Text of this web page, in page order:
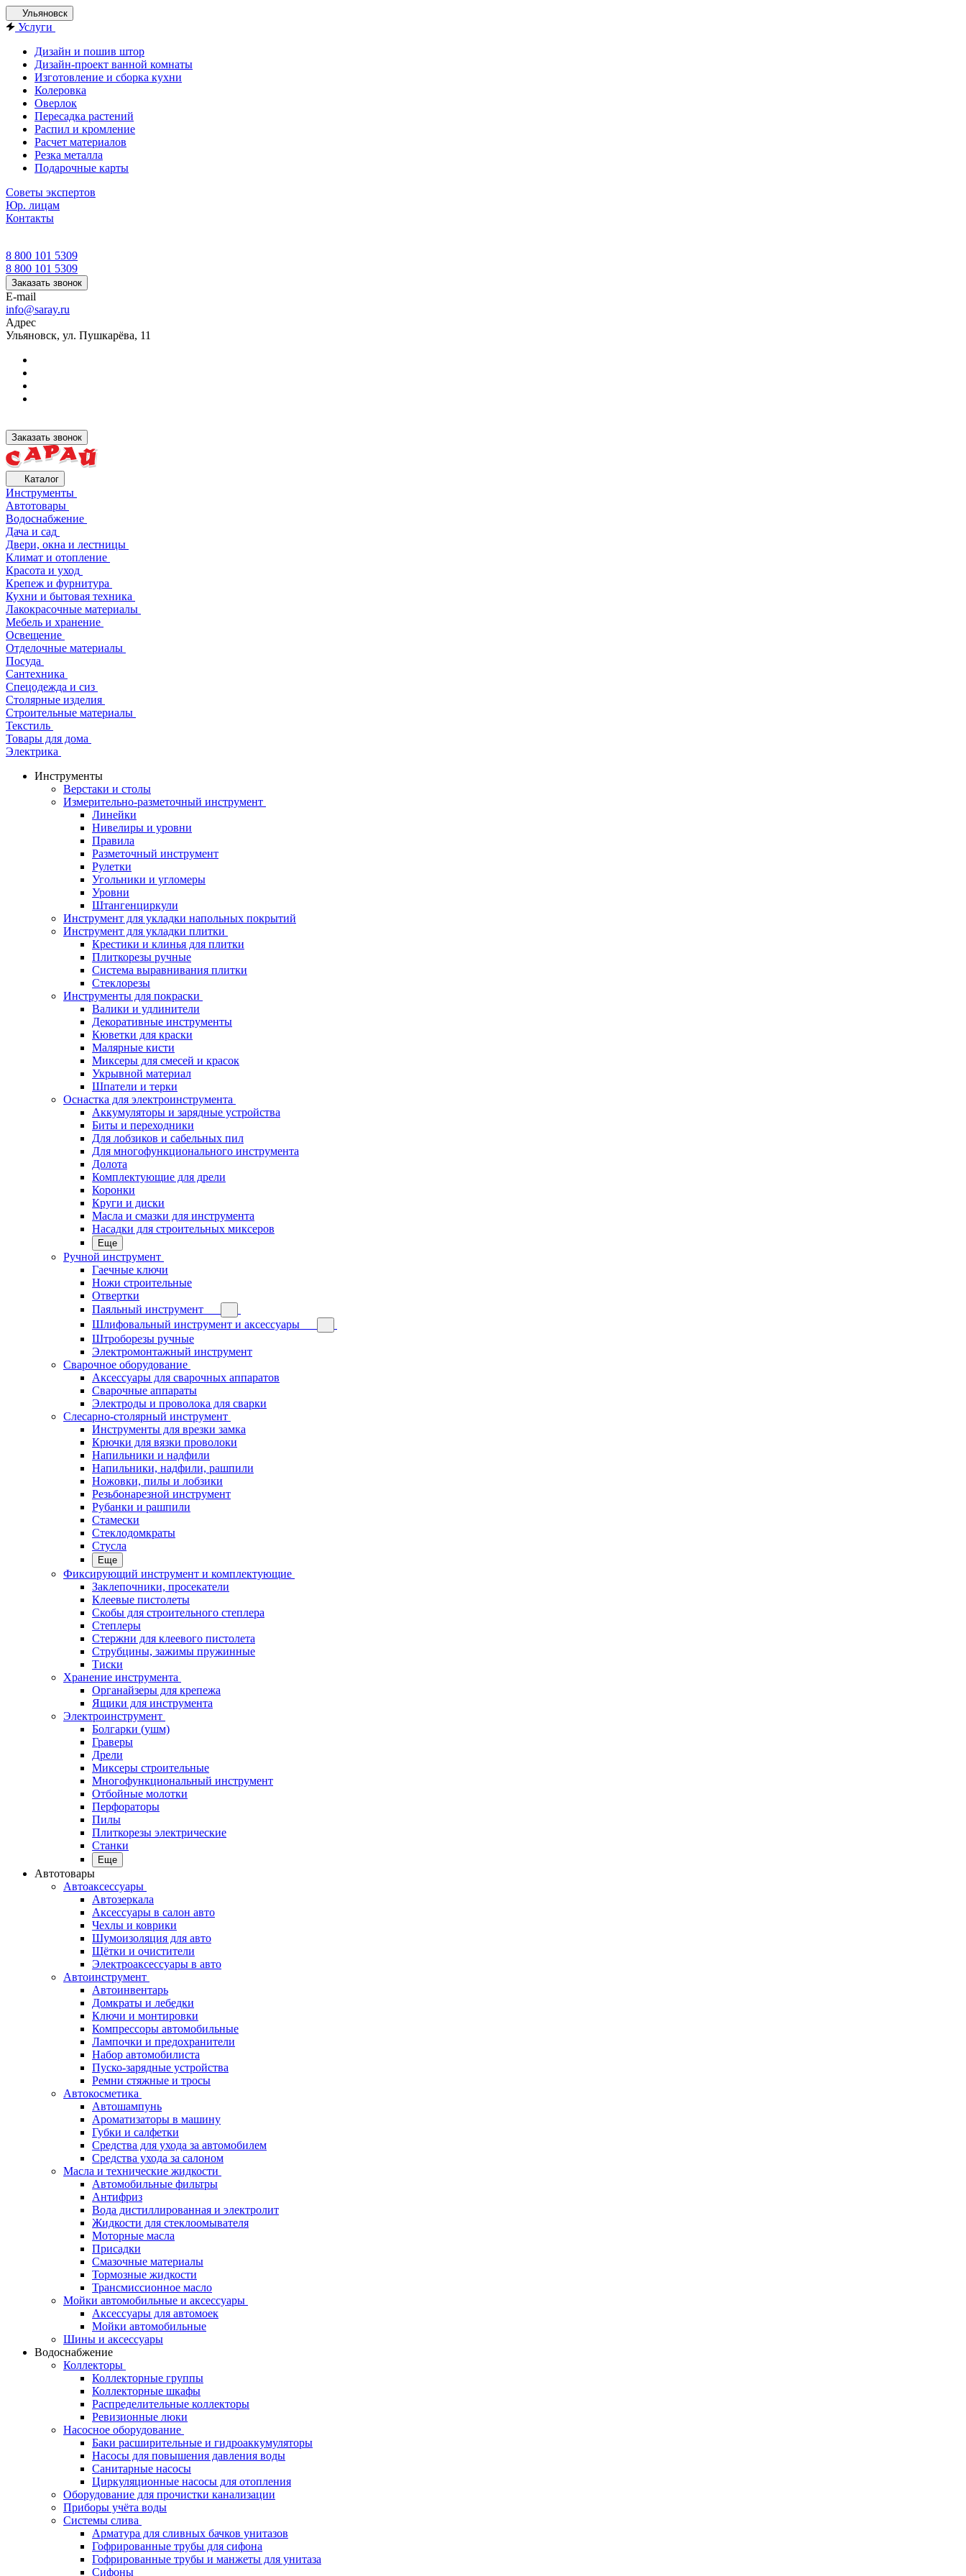
Ульяновск
Услуги
Дизайн и пошив штор
Дизайн-проект ванной комнаты
Изготовление и сборка кухни
Колеровка
Оверлок
Пересадка растений
Распил и кромление
Расчет материалов
Резка металла
Подарочные карты
Советы экспертов
Юр. лицам
Контакты
8 800 101 5309
8 800 101 5309
Заказать звонок
E-mail
info@saray.ru
Адрес
Ульяновск, ул. Пушкарёва, 11
Заказать звонок
Каталог
Инструменты
Автотовары
Водоснабжение
Дача и сад
Двери, окна и лестницы
Климат и отопление
Красота и уход
Крепеж и фурнитура
Кухни и бытовая техника
Лакокрасочные материалы
Мебель и хранение
Освещение
Отделочные материалы
Посуда
Сантехника
Спецодежда и сиз
Столярные изделия
Строительные материалы
Текстиль
Товары для дома
Электрика
Инструменты
Верстаки и столы
Измерительно-разметочный инструмент
Линейки
Нивелиры и уровни
Правила
Разметочный инструмент
Рулетки
Угольники и угломеры
Уровни
Штангенциркули
Инструмент для укладки напольных покрытий
Инструмент для укладки плитки
Крестики и клинья для плитки
Плиткорезы ручные
Система выравнивания плитки
Стеклорезы
Инструменты для покраски
Валики и удлинители
Декоративные инструменты
Кюветки для краски
Малярные кисти
Миксеры для смесей и красок
Укрывной материал
Шпатели и терки
Оснастка для электроинструмента
Аккумуляторы и зарядные устройства
Биты и переходники
Для лобзиков и сабельных пил
Для многофункционального инструмента
Долота
Комплектующие для дрели
Коронки
Круги и диски
Масла и смазки для инструмента
Насадки для строительных миксеров
Еще
Ручной инструмент
Гаечные ключи
Ножи строительные
Отвертки
Паяльный инструмент
Шлифовальный инструмент и аксессуары
Штроборезы ручные
Электромонтажный инструмент
Сварочное оборудование
Аксессуары для сварочных аппаратов
Сварочные аппараты
Электроды и проволока для сварки
Слесарно-столярный инструмент
Инструменты для врезки замка
Крючки для вязки проволоки
Напильники и надфили
Напильники, надфили, рашпили
Ножовки, пилы и лобзики
Резьбонарезной инструмент
Рубанки и рашпили
Стамески
Стеклодомкраты
Стусла
Еще
Фиксирующий инструмент и комплектующие
Заклепочники, просекатели
Клеевые пистолеты
Скобы для строительного степлера
Степлеры
Стержни для клеевого пистолета
Струбцины, зажимы пружинные
Тиски
Хранение инструмента
Органайзеры для крепежа
Ящики для инструмента
Электроинструмент
Болгарки (ушм)
Граверы
Дрели
Миксеры строительные
Многофункциональный инструмент
Отбойные молотки
Перфораторы
Пилы
Плиткорезы электрические
Станки
Еще
Автотовары
Автоаксессуары
Автозеркала
Аксессуары в салон авто
Чехлы и коврики
Шумоизоляция для авто
Щётки и очистители
Электроаксессуары в авто
Автоинструмент
Автоинвентарь
Домкраты и лебедки
Ключи и монтировки
Компрессоры автомобильные
Лампочки и предохранители
Набор автомобилиста
Пуско-зарядные устройства
Ремни стяжные и тросы
Автокосметика
Автошампунь
Ароматизаторы в машину
Губки и салфетки
Средства для ухода за автомобилем
Средства ухода за салоном
Масла и технические жидкости
Автомобильные фильтры
Антифриз
Вода дистиллированная и электролит
Жидкости для стеклоомывателя
Моторные масла
Присадки
Смазочные материалы
Тормозные жидкости
Трансмиссионное масло
Мойки автомобильные и аксессуары
Аксессуары для автомоек
Мойки автомобильные
Шины и аксессуары
Водоснабжение
Коллекторы
Коллекторные группы
Коллекторные шкафы
Распределительные коллекторы
Ревизионные люки
Насосное оборудование
Баки расширительные и гидроаккумуляторы
Насосы для повышения давления воды
Санитарные насосы
Циркуляционные насосы для отопления
Оборудование для прочистки канализации
Приборы учёта воды
Системы слива
Арматура для сливных бачков унитазов
Гофрированные трубы для сифона
Гофрированные трубы и манжеты для унитаза
Сифоны